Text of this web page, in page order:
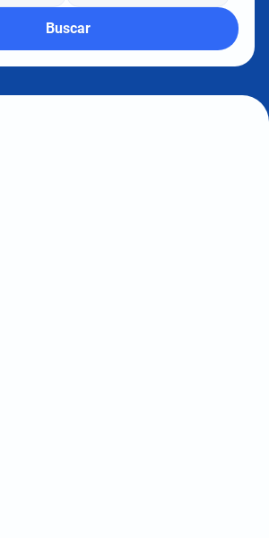
Buscar